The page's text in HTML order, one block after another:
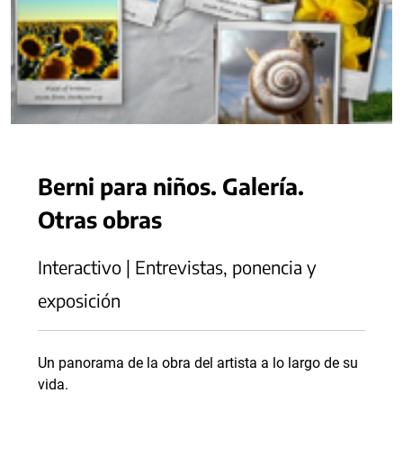
Berni para niños. Galería.
Otras obras
Interactivo | Entrevistas, ponencia y
exposición
Un panorama de la obra del artista a lo largo de su
vida.